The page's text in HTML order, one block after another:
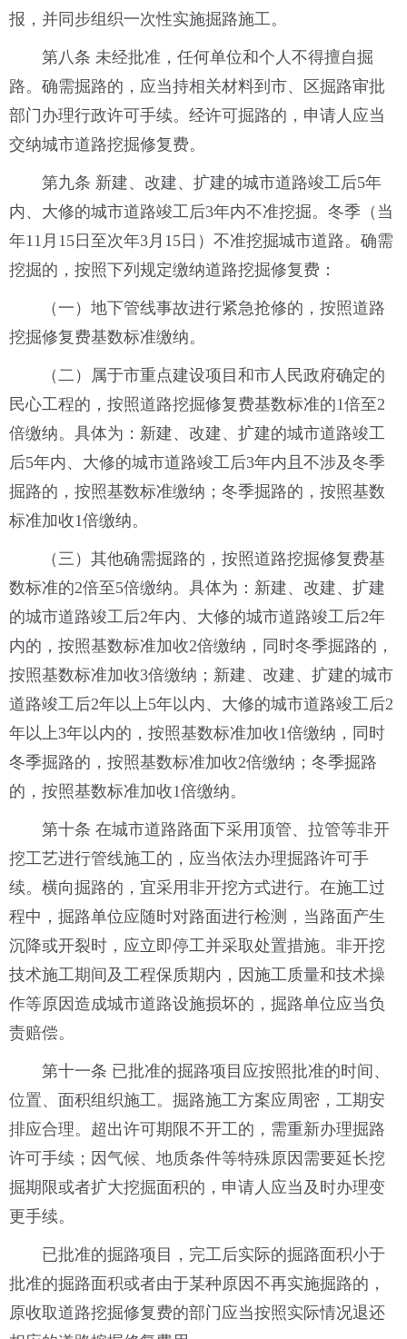
报，并同步组织一次性实施掘路施工。
第八条 未经批准，任何单位和个人不得擅自掘
路。确需掘路的，应当持相关材料到市、区掘路审批
部门办理行政许可手续。经许可掘路的，申请人应当
交纳城市道路挖掘修复费。
第九条 新建、改建、扩建的城市道路竣工后5年
内、大修的城市道路竣工后3年内不准挖掘。冬季（当
年11月15日至次年3月15日）不准挖掘城市道路。确需
挖掘的，按照下列规定缴纳道路挖掘修复费：
（一）地下管线事故进行紧急抢修的，按照道路
挖掘修复费基数标准缴纳。
（二）属于市重点建设项目和市人民政府确定的
民心工程的，按照道路挖掘修复费基数标准的1倍至2
倍缴纳。具体为：新建、改建、扩建的城市道路竣工
后5年内、大修的城市道路竣工后3年内且不涉及冬季
掘路的，按照基数标准缴纳；冬季掘路的，按照基数
标准加收1倍缴纳。
（三）其他确需掘路的，按照道路挖掘修复费基
数标准的2倍至5倍缴纳。具体为：新建、改建、扩建
的城市道路竣工后2年内、大修的城市道路竣工后2年
内的，按照基数标准加收2倍缴纳，同时冬季掘路的，
按照基数标准加收3倍缴纳；新建、改建、扩建的城市
道路竣工后2年以上5年以内、大修的城市道路竣工后2
年以上3年以内的，按照基数标准加收1倍缴纳，同时
冬季掘路的，按照基数标准加收2倍缴纳；冬季掘路
的，按照基数标准加收1倍缴纳。
第十条 在城市道路路面下采用顶管、拉管等非开
挖工艺进行管线施工的，应当依法办理掘路许可手
续。横向掘路的，宜采用非开挖方式进行。在施工过
程中，掘路单位应随时对路面进行检测，当路面产生
沉降或开裂时，应立即停工并采取处置措施。非开挖
技术施工期间及工程保质期内，因施工质量和技术操
作等原因造成城市道路设施损坏的，掘路单位应当负
责赔偿。
第十一条 已批准的掘路项目应按照批准的时间、
位置、面积组织施工。掘路施工方案应周密，工期安
排应合理。超出许可期限不开工的，需重新办理掘路
许可手续；因气候、地质条件等特殊原因需要延长挖
掘期限或者扩大挖掘面积的，申请人应当及时办理变
更手续。
已批准的掘路项目，完工后实际的掘路面积小于
批准的掘路面积或者由于某种原因不再实施掘路的，
原收取道路挖掘修复费的部门应当按照实际情况退还